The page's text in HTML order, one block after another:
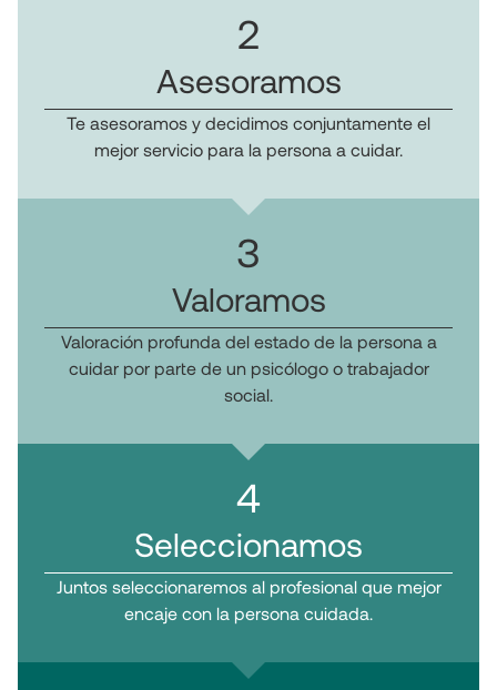
2
Asesoramos
Te asesoramos y decidimos conjuntamente el
mejor servicio para la persona a cuidar.
3
Valoramos
Valoración profunda del estado de la persona a
cuidar por parte de un psicólogo o trabajador
social.
4
Seleccionamos
Juntos seleccionaremos al profesional que mejor
encaje con la persona cuidada.